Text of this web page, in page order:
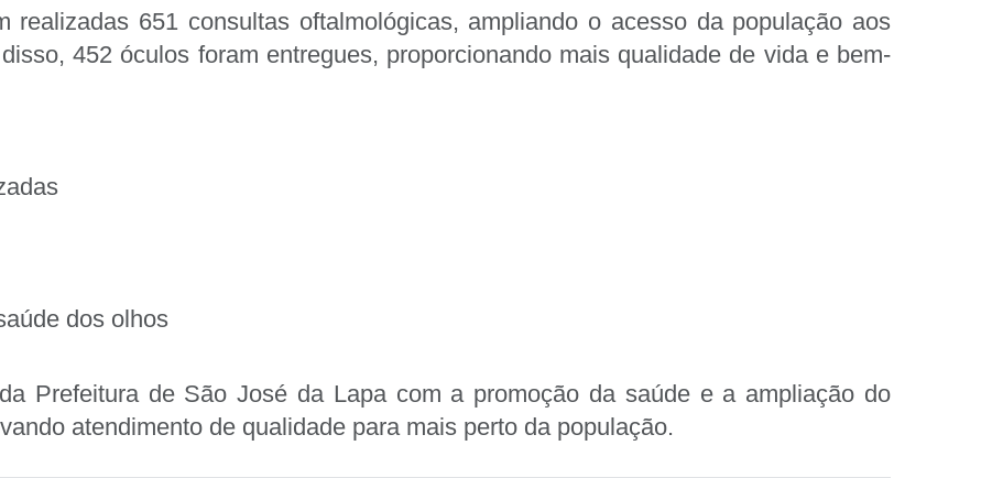
realizadas 651 consultas oftalmológicas, ampliando o acesso da população aos
452 óculos foram entregues, proporcionando mais qualidade de vida e bem-
dos olhos
Prefeitura de São José da Lapa com a promoção da saúde e a ampliação do
atendimento de qualidade para mais perto da população.